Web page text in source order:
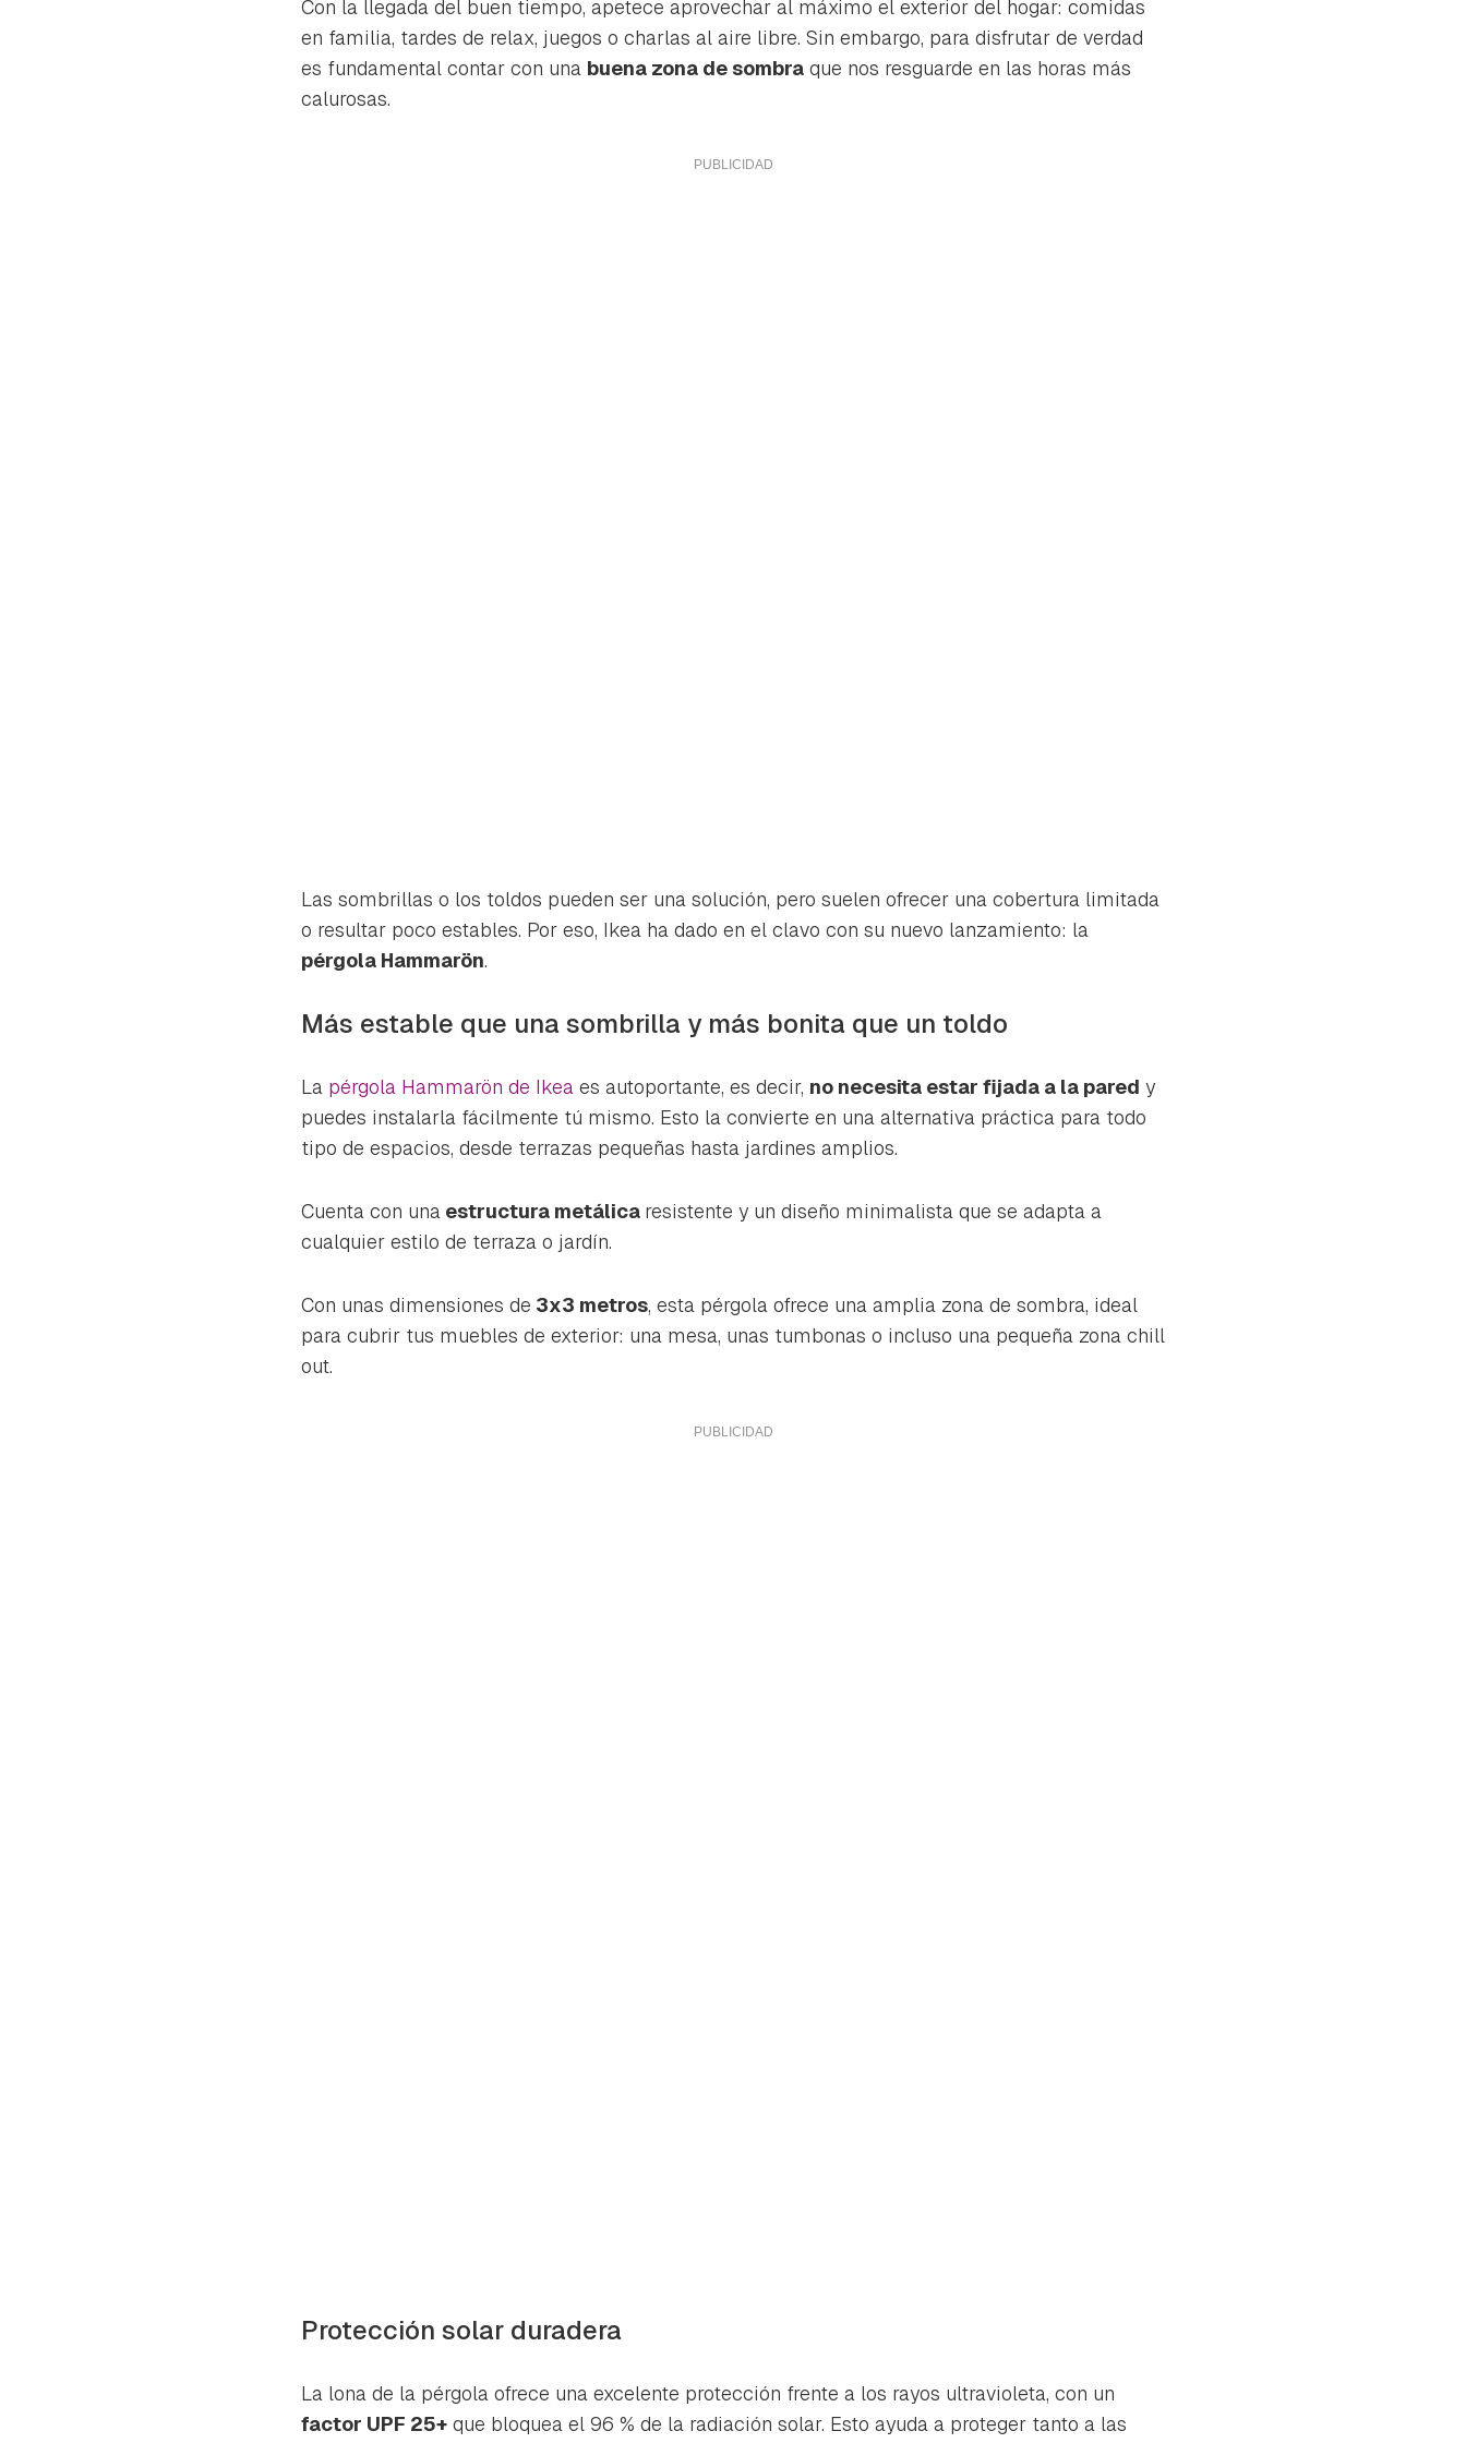
Guardar como favorito
Para poder guardar como favorito, primero has de iniciar sesión con tu
INICIAR SESIÓN CANCELAR
Con la llegada del buen tiempo, apetece aprovechar al máximo el exterior del hogar: comidas
en familia, tardes de relax, juegos o charlas al aire libre. Sin embargo, para disfrutar de verdad
es fundamental contar con una buena zona de sombra que nos resguarde en las horas más
calurosas.
Las sombrillas o los toldos pueden ser una solución, pero suelen ofrecer una cobertura limitada
o resultar poco estables. Por eso, Ikea ha dado en el clavo con su nuevo lanzamiento: la
pérgola Hammarön.
Más estable que una sombrilla y más bonita que un toldo
La pérgola Hammarön de Ikea es autoportante, es decir, no necesita estar fijada a la pared y
puedes instalarla fácilmente tú mismo. Esto la convierte en una alternativa práctica para todo
tipo de espacios, desde terrazas pequeñas hasta jardines amplios.
Cuenta con una estructura metálica resistente y un diseño minimalista que se adapta a
cualquier estilo de terraza o jardín.
Con unas dimensiones de 3x3 metros, esta pérgola ofrece una amplia zona de sombra, ideal
para cubrir tus muebles de exterior: una mesa, unas tumbonas o incluso una pequeña zona chill
out.
Protección solar duradera
La lona de la pérgola ofrece una excelente protección frente a los rayos ultravioleta, con un
factor UPF 25+ que bloquea el 96 % de la radiación solar. Esto ayuda a proteger tanto a las
Contenido enviado
ACEPTAR